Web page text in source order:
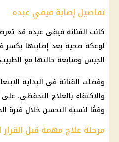
تفاصيل إصابة فيفي عبده
كانت الفنانة فيفي عبده قد
لوعكة صحية بعد إصابتها
الجبس ومتابعة حالتها مع
وفضلت الفنانة في البداية
والاكتفاء بالعلاج التحفظي،
وفقًا لنسبة التحسن خلال فترة
مرحلة علاج مهمة قبل القرار